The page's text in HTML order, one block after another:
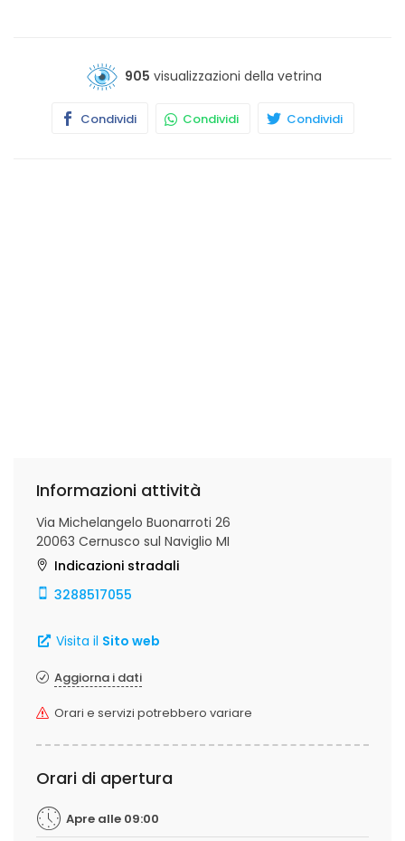
905 visualizzazioni della vetrina
Condividi Condividi Condividi
Informazioni attività
Via Michelangelo Buonarroti 26
20063 Cernusco sul Naviglio MI
Indicazioni stradali
3288517055
Visita il Sito web
Aggiorna i dati
Orari e servizi potrebbero variare
Orari di apertura
Apre alle 09:00